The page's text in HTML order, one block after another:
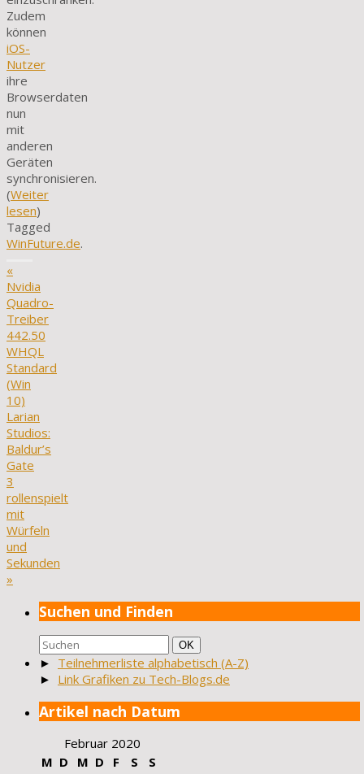
Zudem
können
iOS-
Nutzer
ihre
Browserdaten
nun
mit
anderen
Geräten
synchronisieren.
(Weiter
lesen)
Tagged
WinFuture.de.
«
Nvidia
Quadro-
Treiber
442.50
WHQL
Standard
(Win
10)
Larian
Studios:
Baldur’s
Gate
3
rollenspielt
mit
Würfeln
und
Sekunden
»
Suchen und Finden
Suchen
nach:
Suchen
OK
► Teilnehmerliste alphabetisch (A-Z)
► Link Grafiken zu Tech-Blogs.de
Artikel nach Datum
Februar 2020
M D M D F S
S